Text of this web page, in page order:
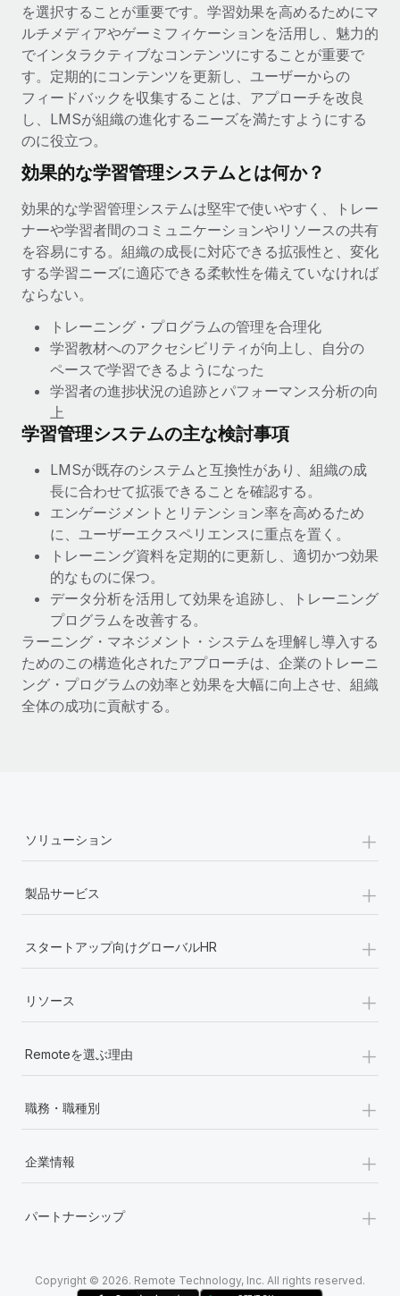
統合
基本的なビジネスツールを活用して業務プロセスを効率化す
る
サービス
グローバル人事・コンプライアンスの専門サポート
バックグラウンドチェック
候補者の選考プロセスをシンプルに
Compliance Watchtower
コンプライアンスリスクを先回りして対応
デバイス管理
ITデバイスを世界規模で提供・管理
法人設立
法令順守した法人をスピーディに設立
移住・転勤
従業員の異動をスムーズに
福利厚生
従業員の福利厚生を簡単に管理
戦略的テクノロジーパートナー
グローバルな人事機能を柔軟に自社プラットフォームへ統合
パートナーとして登録
当社とのパートナーシップの可能性を検討する
Remote Build
活用事例
ウェビナー
イベント
ニュースルーム
給与・人材情報
情報センター
サポートを依頼する
すべてのリソースを表示する
ブログ
グローバル給与処理
EORおよびPEO
契約社員管理
税務
ブログを読む
ブログ
Remoteの製品アップデート：GustoとXeroの統合お
よびContractor Management Plus（契約社員管理
プラス）
Remoteの使命は、世界のどこにいても、あらゆる規模の企業が
業務に最適な人材を採用し、管理し、給与を支給できるようにす
ることです。この数週間で、新しい統合、機能、改良点をリリー
スしました。...
詳細を見る
한국어
中文（简体）
を選択することが重要です。学習効果を高めるためにマ
ルチメディアやゲーミフィケーションを活用し、魅力的
でインタラクティブなコンテンツにすることが重要で
す。定期的にコンテンツを更新し、ユーザーからの
フィードバックを収集することは、アプローチを改良
し、LMSが組織の進化するニーズを満たすようにする
のに役立つ。
効果的な学習管理システムとは何か？
効果的な学習管理システムは堅牢で使いやすく、トレー
ナーや学習者間のコミュニケーションやリソースの共有
を容易にする。組織の成長に対応できる拡張性と、変化
する学習ニーズに適応できる柔軟性を備えていなければ
ならない。
トレーニング・プログラムの管理を合理化
学習教材へのアクセシビリティが向上し、自分の
ペースで学習できるようになった
学習者の進捗状況の追跡とパフォーマンス分析の向
上
学習管理システムの主な検討事項
LMSが既存のシステムと互換性があり、組織の成
長に合わせて拡張できることを確認する。
エンゲージメントとリテンション率を高めるため
に、ユーザーエクスペリエンスに重点を置く。
トレーニング資料を定期的に更新し、適切かつ効果
的なものに保つ。
データ分析を活用して効果を追跡し、トレーニング
プログラムを改善する。
ラーニング・マネジメント・システムを理解し導入する
ためのこの構造化されたアプローチは、企業のトレーニ
ング・プログラムの効率と効果を大幅に向上させ、組織
全体の成功に貢献する。
ソリューション +
製品サービス +
スタートアップ向けグローバルHR +
リソース +
Remoteを選ぶ理由 +
職務・職種別 +
企業情報 +
パートナーシップ +
Copyright © 2026. Remote Technology, Inc. All rights reserved.